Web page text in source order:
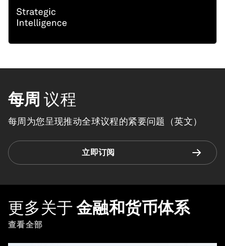
每周 议程
每周为您呈现推动全球议程的紧要问题（英文）
立即订阅
更多关于 金融和货币体系
查看全部